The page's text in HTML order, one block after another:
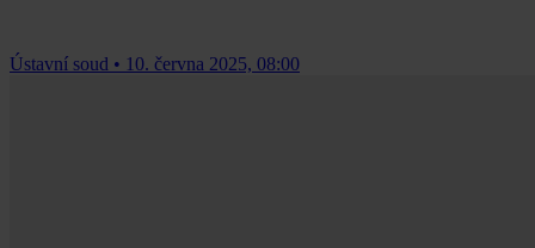
Ústavní soud • 10. června 2025, 08:00